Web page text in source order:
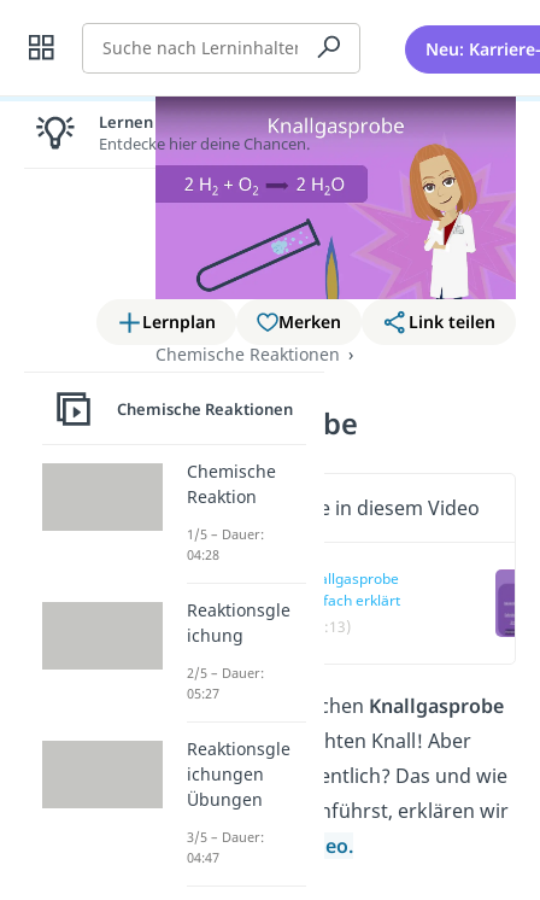
Suche Neu:
Lernplan Merken
Link teilen
Chemische Reaktionen
Knallgasprobe
Wichtige Inhalte in diesem Video
Knallgasprobe
einfach erklärt
(00:13)
Bei einer erfolgreichen Knallgasprobe
hörst du einen leichten Knall! Aber
wozu dient sie eigentlich? Das und wie
du die Probe durchführst, erklären wir
dir hier und im
Video.
Lernen lohnt sich!
Entdecke hier deine Chancen.
Chemische Reaktionen
Chemische
Reaktion
1/5 – Dauer:
04:28
Reaktionsgle
ichung
2/5 – Dauer:
05:27
Reaktionsgle
ichungen
Übungen
3/5 – Dauer:
04:47